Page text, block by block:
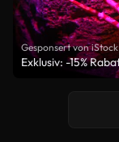
Gesponsert von iStock
Exklusiv: -15%